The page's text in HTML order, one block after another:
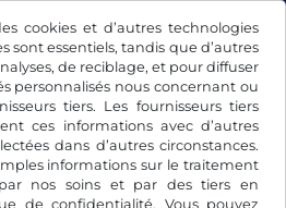
cookies et d’autres technologies
sont essentiels, tandis que d’autres
de reciblage, et pour diffuser
personnalisés nous concernant ou
tiers. Les fournisseurs tiers
ces informations avec d’autres
dans d’autres circonstances.
informations sur le traitement
nos soins et par des tiers en
de confidentialité. Vous pouvez